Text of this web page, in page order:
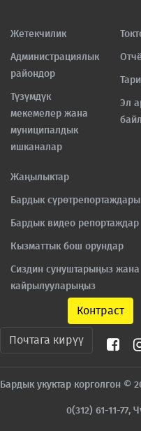
Жетекчилик
Администрациялык
райондор
Түзүмдүк
мекемелер жана
муниципалдык
ишканалар
Эл
Жаңылыктар
Бардык сүрөтрепортаждары
Бардык видео репортаждар
Кызматтык бош орундар
Сиздин сунуштарыңыз жана
кайрылууларыңыз
Контраст
Почтага кирүү
Бардык укуктар корголгон
0(312) 61-11-77,